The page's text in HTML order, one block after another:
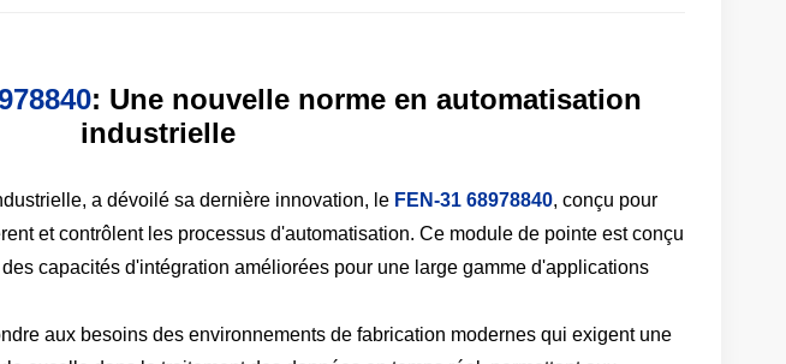
: Une nouvelle norme en automatisation
industrielle
a dévoilé sa dernière innovation, le FEN-31 68978840, conçu pour
et contrôlent les processus d'automatisation. Ce module de pointe est conçu
capacités d'intégration améliorées pour une large gamme d'applications
aux besoins des environnements de fabrication modernes qui exigent une